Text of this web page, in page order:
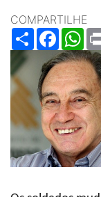
COMPARTILHE
Share